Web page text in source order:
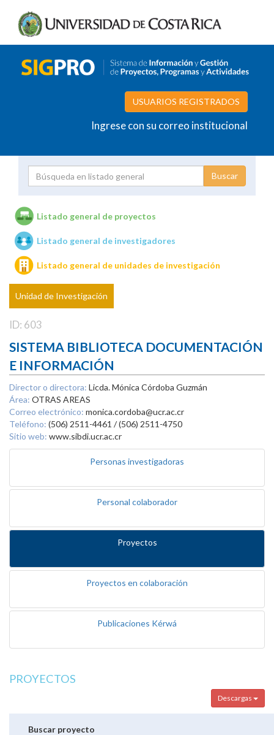
USUARIOS REGISTRADOS
Ingrese con su correo institucional
Unidades de investigación
Listado general de proyectos
Listado general de investigadores
Listado general de unidades de investigación
Unidad de Investigación
ID: 603
SISTEMA BIBLIOTECA DOCUMENTACIÓN
E INFORMACIÓN
Director o directora: Licda. Mónica Córdoba Guzmán
Área: OTRAS AREAS
Correo electrónico: monica.cordoba@ucr.ac.cr
Teléfono: (506) 2511-4461 / (506) 2511-4750
Sitio web: www.sibdi.ucr.ac.cr
Personas investigadoras
Personal colaborador
Proyectos
Proyectos en colaboración
Publicaciones Kérwá
PROYECTOS
Descargas
Buscar proyecto